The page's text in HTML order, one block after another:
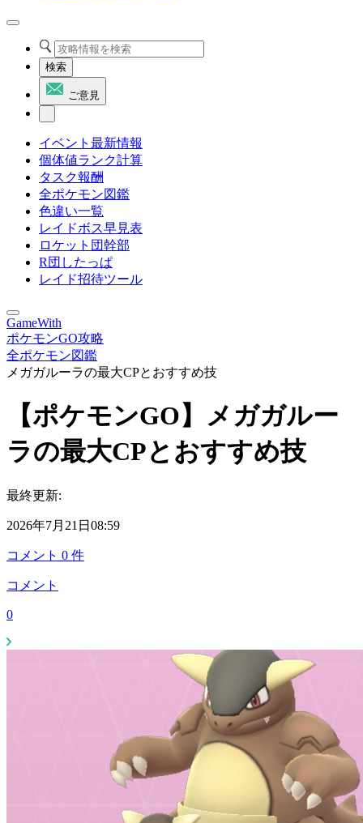
検索
ご意見
イベント最新情報
個体値ランク計算
タスク報酬
全ポケモン図鑑
色違い一覧
レイドボス早見表
ロケット団幹部
R団したっぱ
レイド招待ツール
GameWith
ポケモンGO攻略
全ポケモン図鑑
メガガルーラの最大CPとおすすめ技
【ポケモンGO】メガガルー
ラの最大CPとおすすめ技
最終更新:
2026年7月21日08:59
コメント 0 件
コメント
0